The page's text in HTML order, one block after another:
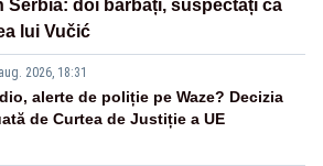
Serbia: doi bărbați, suspectați că
lui Vučić
2026, 18:31
alerte de poliție pe Waze? Decizia
de Curtea de Justiție a UE